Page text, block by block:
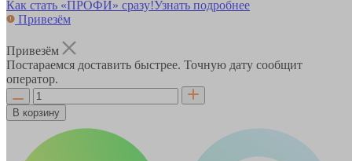
Как стать «ПРОФИ» сразу!Узнать подробнее
Привезём
Привезём
Постараемся доставить быстрее. Точную дату сообщит
оператор.
В корзину